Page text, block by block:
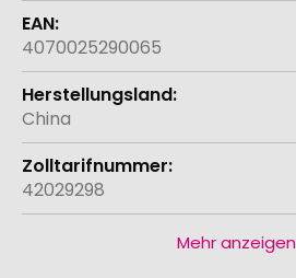
4070025290065
China
42029298
Mehr anzeigen